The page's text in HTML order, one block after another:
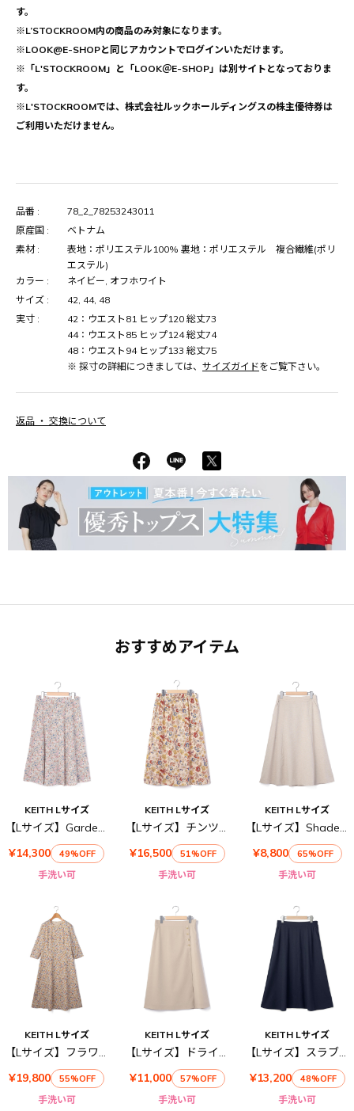
す。
※L’STOCKROOM内の商品のみ対象になります。
※LOOK@E-SHOPと同じアカウントでログインいただけます。
※「L'STOCKROOM」と「LOOK＠E-SHOP」は別サイトとなっておりま
す。
※L'STOCKROOMでは、株式会社ルックホールディングスの株主優待券は
ご利用いただけません。
品番 :
78_2_78253243011
原産国 :
ベトナム
素材 :
表地：ポリエステル100% 裏地：ポリエステル 複合繊維(ポリ
エステル)
カラー :
ネイビー, オフホワイト
サイズ :
42, 44, 48
実寸 :
42：ウエスト81 ヒップ120 総丈73
44：ウエスト85 ヒップ124 総丈74
48：ウエスト94 ヒップ133 総丈75
※ 採寸の詳細につきましては、 サイズガイドをご覧下さい。
返品 ・ 交換について
おすすめアイテム
KEITH Lサイズ
【Lサイズ】Garden Bloomsスカート
¥14,300
49%OFF
手洗い可
KEITH Lサイズ
【Lサイズ】チンツフラワースカート
¥16,500
51%OFF
手洗い可
KEITH Lサイズ
【Lサイズ】Shade ℃スカート
¥8,800
65%OFF
手洗い可
KEITH Lサイズ
【Lサイズ】フラワーミューズワンピース
¥19,800
55%OFF
手洗い可
KEITH Lサイズ
【Lサイズ】ドライトロピカルスカート
¥11,000
57%OFF
手洗い可
KEITH Lサイズ
【Lサイズ】スラブストレッチスカート
¥13,200
48%OFF
手洗い可